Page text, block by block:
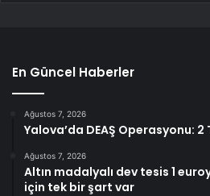
En Güncel Haberler
Ağustos 7, 2026
Yalova’da DEAŞ Operasyonu:
Ağustos 7, 2026
Altın madalyalı dev tesis 1
için tek bir şart var